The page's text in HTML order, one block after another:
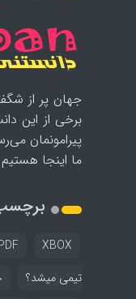
جهان پر از
برخی از این
پیرامونمان
ما اینجا
XBOX
تیمی میشد؟